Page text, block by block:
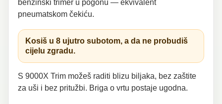
benzinski trimer u pogonu — ekvivalent
pneumatskom čekiću.
Kosiš u 8 ujutro subotom, a da ne probudiš
cijelu zgradu.
S 9000X Trim možeš raditi blizu biljaka, bez zaštite
za uši i bez pritužbi. Briga o vrtu postaje ugodna.